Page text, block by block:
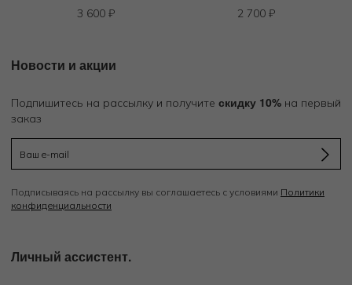
3 600 ₽ 2 700 ₽
Новости и акции
Подпишитесь на рассылку и получите скидку 10% на первый
заказ
Подписываясь на рассылку вы соглашаетесь с условиями Политики
конфиденциальности
Личный ассистент.